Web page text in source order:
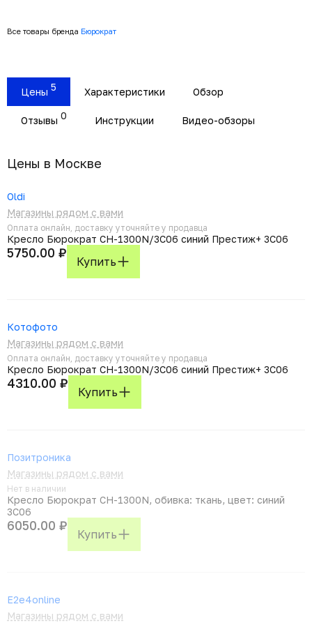
Все товары бренда Бюрократ
Цены 5 Характеристики Обзор
Отзывы 0 Инструкции Видео-обзоры
Цены в Москвe
Oldi
Магазины рядом с вами
Оплата онлайн, доставку уточняйте у продавца
Кресло Бюрократ CH-1300N/3C06 синий Престиж+ 3C06
5750.00 ₽
Купить
Котофото
Магазины рядом с вами
Оплата онлайн, доставку уточняйте у продавца
Кресло Бюрократ CH-1300N/3C06 синий Престиж+ 3C06
4310.00 ₽
Купить
Позитроника
Магазины рядом с вами
Нет в наличии
Кресло Бюрократ CH-1300N, обивка: ткань, цвет: синий
3C06
6050.00 ₽
Купить
E2e4online
Магазины рядом с вами